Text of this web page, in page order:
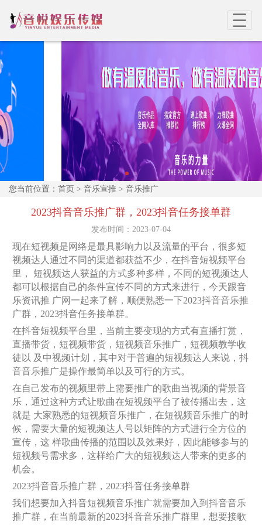
您当前位置： 首页> 音乐宣推 > 音乐推广
2023抖音音乐推广群，2023抖音任务接单群
发布时间： 2023-07-04
现在短视频是网络是最具影响力以及流量的平台，很多短
视频达人通过不同的渠道都获益不少，在抖音短视频平台
里， 短视频达人获益的方式多种多样，不同的短视频达人
都可以根据自己的条件宣传不同的方式来进行，今天跟音
乐资讯推 广网一起来了解，顺便熟悉一下2023抖音音乐推
广群，2023抖音任务接单群。
在抖音短视频平台里，当前主要变现的方式有直播打赏，
直播带货，短视频带货，短视频音乐推广，短视频教学收
徒以 及中视频计划，其中对于普遍的短视频达人来说，抖
音音乐推广是操作最简单以及可行的方式。
在自己发布的视频里带上需要推广的歌曲当视频的背景音
乐，通过这种方式让歌曲在短视频平台了被传播出去，这
就是 大家熟悉的短视频音乐推广，在短视频音乐推广的时
候，需要大量的短视频达人号以矩阵的方式进行全方位的
宣传，这 样歌曲传播的范围以及效果好，因此能够参与的
短视频号需求多，这样给广大的短视频达人带来的更多的
机会。
2023抖音音乐推广群，2023抖音任务接单群
我们想要加入抖音短视频音乐推广就需要加入到抖音音乐
推广群，在当前最新的2023抖音音乐推广群里，想要接歌